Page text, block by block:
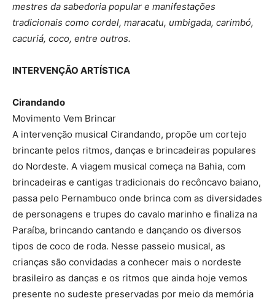
mestres da sabedoria popular e manifestações
tradicionais como cordel, maracatu, umbigada, carimbó,
cacuriá, coco, entre outros.
INTERVENÇÃO ARTÍSTICA
Cirandando
Movimento Vem Brincar
A intervenção musical Cirandando, propõe um cortejo
brincante pelos ritmos, danças e brincadeiras populares
do Nordeste. A viagem musical começa na Bahia, com
brincadeiras e cantigas tradicionais do recôncavo baiano,
passa pelo Pernambuco onde brinca com as diversidades
de personagens e trupes do cavalo marinho e finaliza na
Paraíba, brincando cantando e dançando os diversos
tipos de coco de roda. Nesse passeio musical, as
crianças são convidadas a conhecer mais o nordeste
brasileiro as danças e os ritmos que ainda hoje vemos
presente no sudeste preservadas por meio da memória